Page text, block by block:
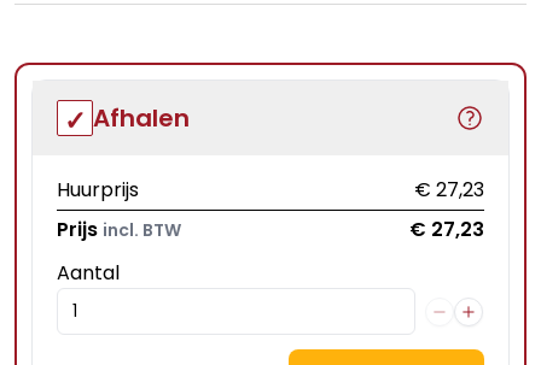
Afhalen
Huurprijs
€ 27,23
Prijs incl. BTW
€ 27,23
Aantal